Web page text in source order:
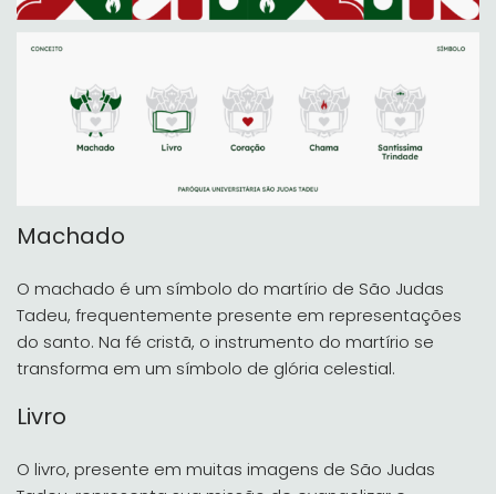
Machado
O machado é um símbolo do martírio de São Judas
Tadeu, frequentemente presente em representações
do santo. Na fé cristã, o instrumento do martírio se
transforma em um símbolo de glória celestial.
Livro
O livro, presente em muitas imagens de São Judas